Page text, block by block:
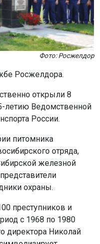
Фото: Росжелдор
Росжелдора.
открыли 8
летию Ведомственной
России.
питомника
отряда,
железной
охраны.
преступников и
с 1968 по 1980
директора Николай